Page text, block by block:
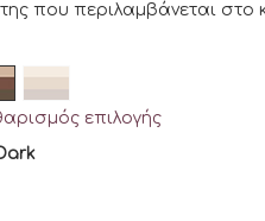
που περιλαμβάνεται στο
επιλογής